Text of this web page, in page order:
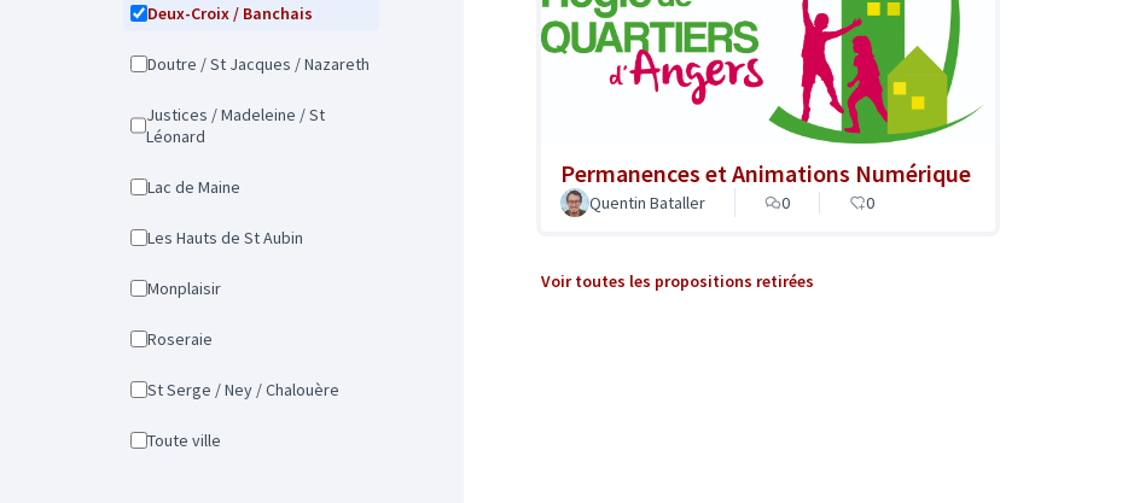
Deux-Croix / Banchais
Doutre / St Jacques / Nazareth
Justices / Madeleine / St
Léonard
Lac de Maine
Les Hauts de St Aubin
Monplaisir
Roseraie
St Serge / Ney / Chalouère
Toute ville
Permanences et Animations Numérique
Quentin Bataller 0 0
Voir toutes les propositions retirées